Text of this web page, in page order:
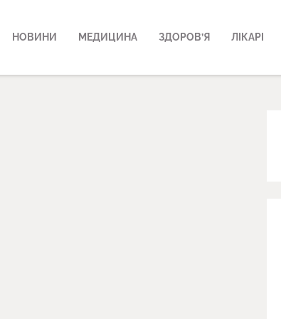
НОВИНИ МЕДИЦИНА ЗДОРОВ’Я ЛІКАРІ